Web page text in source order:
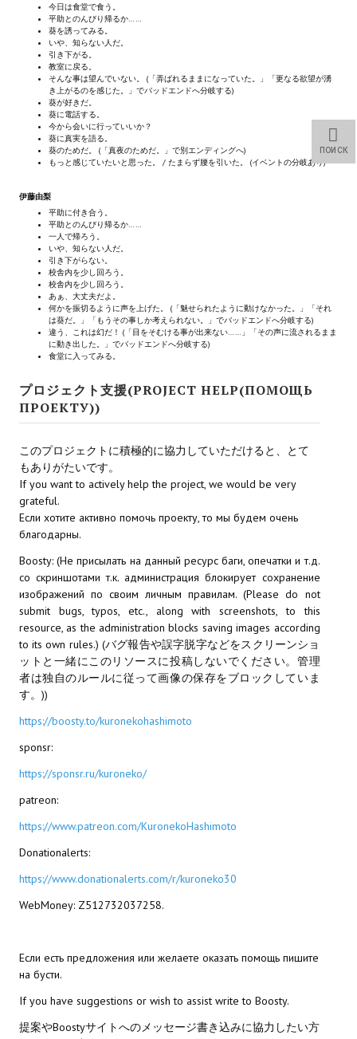
Sacred Gold Remaster Fan Edition
Red Faction remaster Fan Edition
Aliens versus Predator 1 Remaster Fan Edition
Age of Pirates: Caribbean Tales Remaster Fan Edition
Корсары 3 Сундук мертвеца Remaster Fan Edition
Sea Dogs Remaster Fan Edition
НОВОСТИ ПОРТАЛА
Новости
Новости Архив
МОДЫ ДЛЯ ИГР
Патчи
Mass Effect 2
Mass Effect 3
Моды
Divinity Original Sin Enhanced Edition
Dragon Age 2
Dragon Age: Inquisition
Fallout 3
GTA 5
Mass Effect Andromeda
Neverwinter Nights 1
Sims 4
Star Wars Jedi Knight: Dark Force II
Star Wars Knights of the Old Republic 2
Titan Quest Immortal Throne
今日は食堂で食う。
平助とのんびり帰るか……
葵を誘ってみる。
いや、知らない人だ。
引き下がる。
教室に戻る。
そんな事は望んでいない。 (「弄ばれるままになっていた。」「更なる欲望が湧
き上がるのを感じた。」でバッドエンドへ分岐する)
葵が好きだ。
葵に電話する。
今から会いに行っていいか？
葵に真実を語る。
葵のためだ。 (「真夜のためだ。」で別エンディングへ)
もっと感じていたいと思った。 / たまらず腰を引いた。 (イベントの分岐あり)
伊藤由梨
平助に付き合う。
平助とのんびり帰るか……
一人で帰ろう。
いや、知らない人だ。
引き下がらない。
校舎内を少し回ろう。
校舎内を少し回ろう。
あぁ、大丈夫だよ。
何かを振切るように声を上げた。 (「魅せられたように動けなかった。」「それ
は葵だ。」「もうその事しか考えられない。」でバッドエンドへ分岐する)
違う、これは幻だ！ (「目をそむける事が出来ない……」「その声に流されるまま
に動き出した。」でバッドエンドへ分岐する)
食堂に入ってみる。
プロジェクト支援(PROJECT HELP(ПОМОЩЬ
ПРОЕКТУ))
このプロジェクトに積極的に協力していただけると、とて
もありがたいです。
If you want to actively help the project, we would be very
grateful.
Если хотите активно помочь проекту, то мы будем очень
благодарны.
Boosty: (Не присылать на данный ресурс баги, опечатки и т.д.
со скриншотами т.к. администрация блокирует сохранение
изображений по своим личным правилам. (Please do not
submit bugs, typos, etc., along with screenshots, to this
resource, as the administration blocks saving images according
to its own rules.) (バグ報告や誤字脱字などをスクリーンショ
ットと一緒にこのリソースに投稿しないでください。管理
者は独自のルールに従って画像の保存をブロックしていま
す。))
https://boosty.to/kuronekohashimoto
sponsr:
https://sponsr.ru/kuroneko/
patreon:
https://www.patreon.com/KuronekoHashimoto
Donationalerts:
https://www.donationalerts.com/r/kuroneko30
WebMoney: Z512732037258.
Если есть предложения или желаете оказать помощь пишите
на бусти.
If you have suggestions or wish to assist write to Boosty.
提案やBoostyサイトへのメッセージ書き込みに協力したい方
ПОИСК